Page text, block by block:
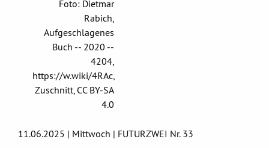
Foto: Dietmar
Rabich,
Aufgeschlagenes
Buch -- 2020 --
4204,
https://w.wiki/4RAc,
Zuschnitt, CC BY-SA
4.0
11.06.2025 | Mittwoch | FUTURZWEI Nr. 33